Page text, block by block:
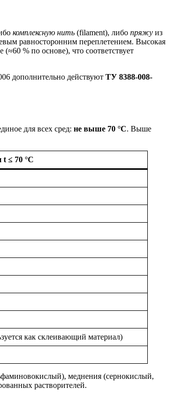
комплексную нить (filament), либо пряжу из
равносторонним переплетением. Высокая
% по основе), что соответствует
дополнительно действуют ТУ 8388-008-
для всех сред: не выше 70 °C. Выше
t ≤ 70 °C
как склеивающий материал)
меднения (сернокислый,
растворителей.